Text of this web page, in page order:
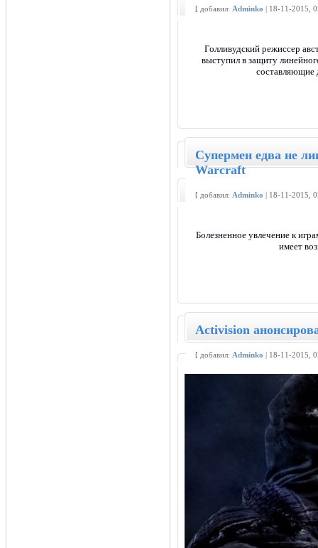
[ добавил: Adminko | 18-11-2015,
Голливудский режиссер
выступил в защиту
составляющие
Супермен едва не
Warcraft
[ добавил: Adminko | 18-11-2015,
Болезненное увлечение к
имеет
Activision
[ добавил: Adminko | 18-11-2015,